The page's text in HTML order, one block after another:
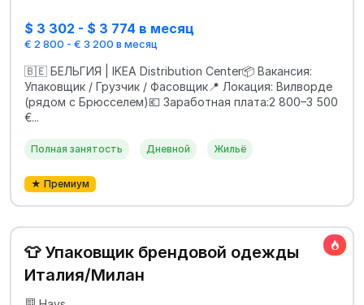
$ 3 302 - $ 3 774 в месяц
€ 2 800 - € 3 200 в месяц
🇧🇪 БЕЛЬГИЯ | IKEA Distribution Center📦 Вакансия:
Упаковщик / Грузчик / Фасовщик📍 Локация: Вилворде
(рядом с Брюсселем)💶 Заработная плата:2 800–3 500
€...
Полная занятость Дневной Жильё
★ Премиум
👕 Упаковщик брендовой одежды
Италия/Милан